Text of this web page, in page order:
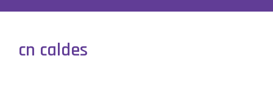
cn caldes